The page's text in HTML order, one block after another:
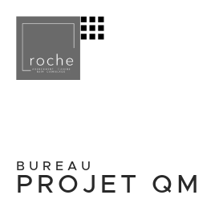
BUREAU
PROJET QM